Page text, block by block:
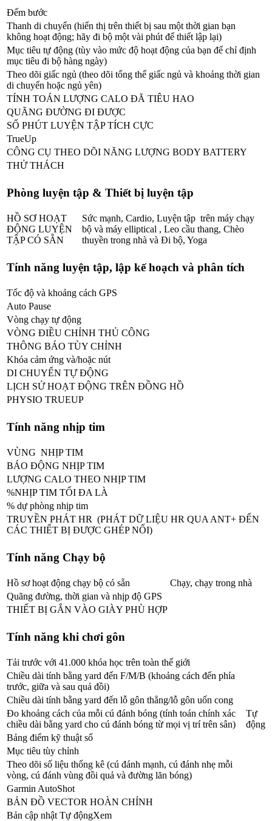
Đếm bước
Thanh di chuyển (hiển thị trên thiết bị sau một thời gian bạn
không hoạt động; hãy đi bộ một vài phút để thiết lập lại)
Mục tiêu tự động (tùy vào mức độ hoạt động của bạn để chỉ định
mục tiêu đi bộ hàng ngày)
Theo dõi giấc ngủ (theo dõi tổng thể giấc ngủ và khoảng thời gian
di chuyển hoặc ngủ yên)
TÍNH TOÁN LƯỢNG CALO ĐÃ TIÊU HAO
QUÃNG ĐƯỜNG ĐI ĐƯỢC
SỐ PHÚT LUYỆN TẬP TÍCH CỰC
TrueUp
CÔNG CỤ THEO DÕI NĂNG LƯỢNG BODY BATTERY
THỬ THÁCH
Phòng luyện tập & Thiết bị luyện tập
HỒ SƠ HOẠT
ĐỘNG LUYỆN
TẬP CÓ SẴN
Sức mạnh, Cardio, Luyện tập trên máy chạy
bộ và máy elliptical , Leo cầu thang, Chèo
thuyền trong nhà và Đi bộ, Yoga
Tính năng luyện tập, lập kế hoạch và phân tích
Tốc độ và khoảng cách GPS
Auto Pause
Vòng chạy tự động
VÒNG ĐIỀU CHỈNH THỦ CÔNG
THÔNG BÁO TÙY CHỈNH
Khóa cảm ứng và/hoặc nút
DI CHUYỂN TỰ ĐỘNG
LỊCH SỬ HOẠT ĐỘNG TRÊN ĐỒNG HỒ
PHYSIO TRUEUP
Tính năng nhịp tim
VÙNG NHỊP TIM
BÁO ĐỘNG NHỊP TIM
LƯỢNG CALO THEO NHỊP TIM
%NHỊP TIM TỐI ĐA LÀ
% dự phòng nhịp tim
TRUYỀN PHÁT HR (PHÁT DỮ LIỆU HR QUA ANT+ ĐẾN
CÁC THIẾT BỊ ĐƯỢC GHÉP NỐI)
Tính năng Chạy bộ
Hồ sơ hoạt động chạy bộ có sẵn
Chạy, chạy trong nhà
Quãng đường, thời gian và nhịp độ GPS
THIẾT BỊ GẮN VÀO GIÀY PHÙ HỢP
Tính năng khi chơi gôn
Tải trước với 41.000 khóa học trên toàn thế giới
Chiều dài tính bằng yard đến F/M/B (khoảng cách đến phía
trước, giữa và sau quả đồi)
Chiều dài tính bằng yard đến lỗ gôn thẳng/lỗ gôn uốn cong
Đo khoảng cách của mỗi cú đánh bóng (tính toán chính xác
chiều dài bằng yard cho cú đánh bóng từ mọi vị trí trên sân)
Tự
động
Bảng điểm kỹ thuật số
Mục tiêu tùy chỉnh
Theo dõi số liệu thống kê (cú đánh mạnh, cú đánh nhẹ mỗi
vòng, cú đánh vùng đồi quả và đường lăn bóng)
Garmin AutoShot
BẢN ĐỒ VECTOR HOÀN CHỈNH
Bản cập nhật Tự độngXem